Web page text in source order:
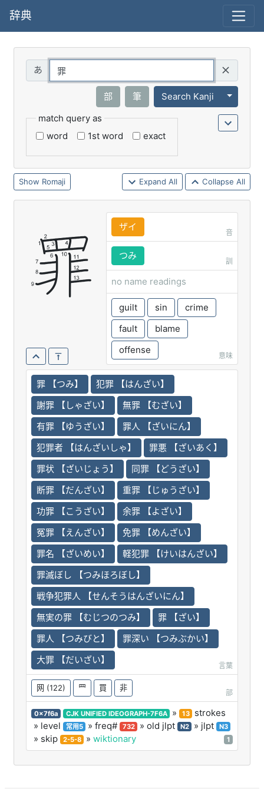
辞典
部 筆 Search Kanji
Toggle
match query as
word
1st word exact
Romaji Expand All Collapse All
罪 ザイ
音
つみ
訓
no name readings
guilt sin
crime
fault
blame
offense
意味
罪 【つみ】
犯罪 【はんざい】
謝罪 【しゃざい】
無罪 【むざい】
有罪 【ゆうざい】
罪人 【ざいにん】
犯罪者 【はんざいしゃ】
罪悪 【ざいあく】
罪状 【ざいじょう】
同罪 【どうざい】
断罪 【だんざい】
重罪 【じゅうざい】
功罪 【こうざい】
余罪 【よざい】
冤罪 【えんざい】
免罪 【めんざい】
罪名 【ざいめい】
軽犯罪 【けいはんざい】
罪滅ぼし 【つみほろぼし】
戦争犯罪人 【せんそうはんざいにん】
無実の罪 【むじつのつみ】
罪 【ざい】
罪人 【つみびと】
罪深い 【つみぶかい】
大罪 【だいざい】
言葉
网 (122) 罒 買 非
部
0x7f6a CJK UNIFIED IDEOGRAPH-7F6A » 13
strokes
» level
常用5 » freq# 732 » old jlpt N2 » jlpt N3
» skip 2-5-8 » wiktionary 1